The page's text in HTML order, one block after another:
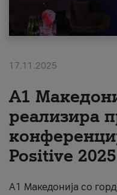
Поддршка
Надополни кредит
#ПодобарОнлајн
17.11.2025
А1
реализира
Positive 2025
А1 Македонија со